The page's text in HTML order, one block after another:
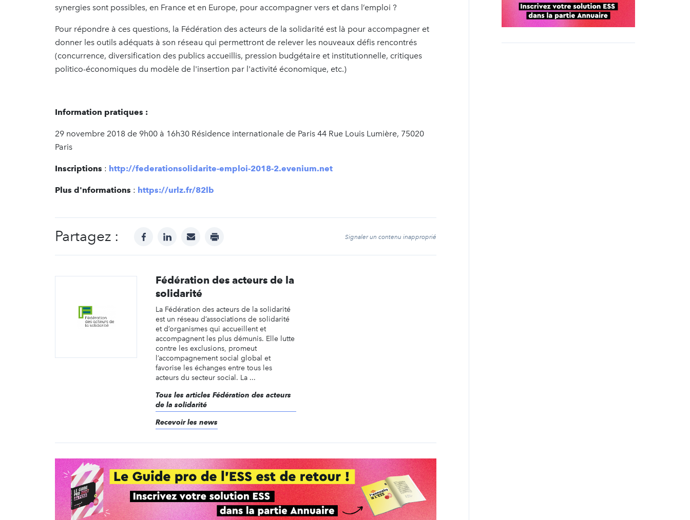
synergies sont possibles, en France et en Europe, pour accompagner vers et dans l’emploi ?
Pour répondre à ces questions, la Fédération des acteurs de la solidarité est là pour accompagner et
donner les outils adéquats à son réseau qui permettront de relever les nouveaux défis rencontrés
(concurrence, diversification des publics accueillis, pression budgétaire et institutionnelle, critiques
politico-économiques du modèle de l'insertion par l'activité économique, etc.)
Information pratiques :
29 novembre 2018 de 9h00 à 16h30 Résidence internationale de Paris 44 Rue Louis Lumière, 75020
Paris
Inscriptions : http://federationsolidarite-emploi-2018-2.evenium.net
Plus d'nformations : https://urlz.fr/82lb
Partagez : facebooklinkedinmail print Signaler un contenu inapproprié
Fédération des acteurs de la
solidarité
La Fédération des acteurs de la solidarité
est un réseau d’associations de solidarité
et d’organismes qui accueillent et
accompagnent les plus démunis. Elle lutte
contre les exclusions, promeut
l’accompagnement social global et
favorise les échanges entre tous les
acteurs du secteur social. La ...
Tous les articles Fédération des acteurs
de la solidarité
Recevoir les news